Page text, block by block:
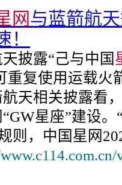
网与蓝箭航
！
披露“己与中国
重复使用运载
航天相关披露看
“GW星座”建设
则，中国星网